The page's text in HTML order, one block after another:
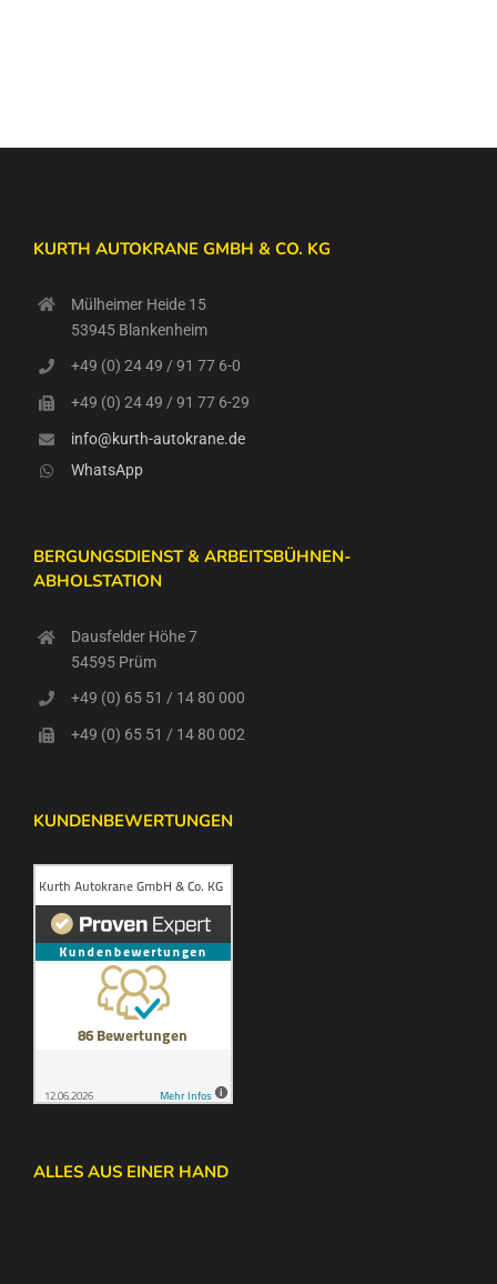
KURTH AUTOKRANE GMBH & CO. KG
Mülheimer Heide 15
53945 Blankenheim
+49 (0) 24 49 / 91 77 6-0
+49 (0) 24 49 / 91 77 6-29
info@kurth-autokrane.de
WhatsApp
BERGUNGSDIENST & ARBEITSBÜHNEN-
ABHOLSTATION
Dausfelder Höhe 7
54595 Prüm
+49 (0) 65 51 / 14 80 000
+49 (0) 65 51 / 14 80 002
KUNDENBEWERTUNGEN
ALLES AUS EINER HAND